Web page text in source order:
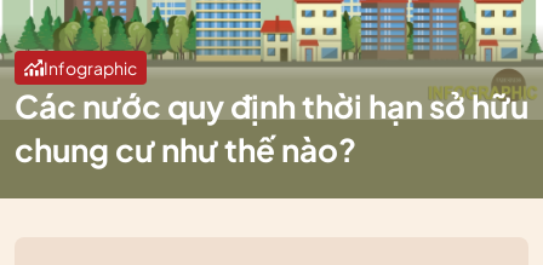
Infographic
Các nước quy định thời hạn sở hữu
chung cư như thế nào?